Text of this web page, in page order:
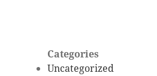
Categories
Uncategorized